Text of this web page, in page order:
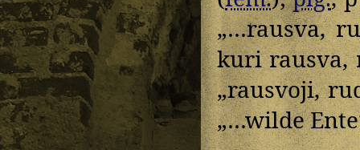
„…rausva,
kuri rausva,
„rausvoji,
„…wilde